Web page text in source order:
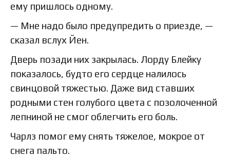
ему пришлось одному.
— Мне надо было предупредить о приезде, —
сказал вслух Йен.
Дверь позади них закрылась. Лорду Блейку
показалось, будто его сердце налилось
свинцовой тяжестью. Даже вид ставших
родными стен голубого цвета с позолоченной
лепниной не смог облегчить его боль.
Чарлз помог ему снять тяжелое, мокрое от
снега пальто.